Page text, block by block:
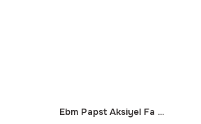
Ebm Papst Aksiyel Fa ...